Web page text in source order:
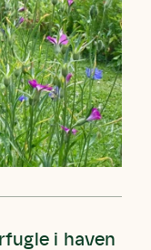
i haven
kalder
have.